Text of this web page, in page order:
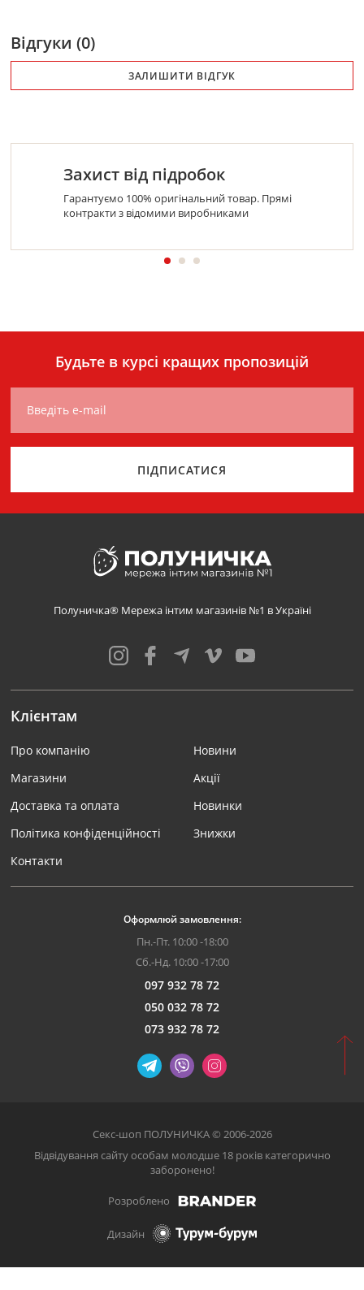
Відгуки (0)
ЗАЛИШИТИ ВІДГУК
Захист від підробок
Гарантуємо 100% оригінальний товар. Прямі
контракти з відомими виробниками
Будьте в курсі кращих пропозицій
Введіть e-mail
ПІДПИСАТИСЯ
Полуничка® Мережа інтим магазинів №1 в Україні
Клієнтам
Про компанію
Магазини
Доставка та оплата
Політика конфіденційності
Контакти
Новини
Акції
Новинки
Знижки
Оформлюй замовлення:
Пн.-Пт. 10:00 -18:00
Сб.-Нд. 10:00 -17:00
097 932 78 72
050 032 78 72
073 932 78 72
Секс-шоп ПОЛУНИЧКА © 2006-2026
Відвідування сайту особам молодше 18 років категорично
заборонено!
Розроблено
Дизайн